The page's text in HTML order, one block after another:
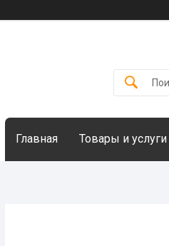
Главная Товары и услуги